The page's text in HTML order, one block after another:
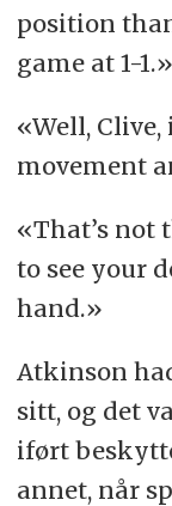
position
game at 1-1.»
«Well, Clive,
movement
«That’s not
to see your
hand.»
Atkinson
sitt, og det
iført
annet, når